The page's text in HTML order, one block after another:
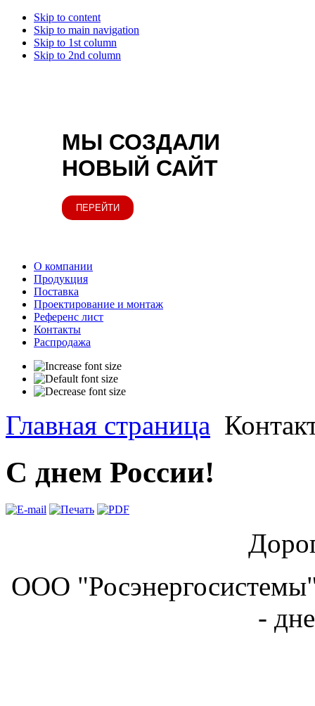
Skip to content
Skip to main navigation
Skip to 1st column
Skip to 2nd column
МЫ СОЗДАЛИ
НОВЫЙ САЙТ
ПЕРЕЙТИ
О компании
Продукция
Поставка
Проектирование и монтаж
Референс лист
Контакты
Распродажа
Главная страница
С днем России!
ООО "Росэнергосистемы"
-